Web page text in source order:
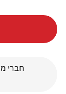
עבור
4Chef
חברי